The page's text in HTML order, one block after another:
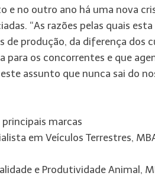
no outro ano há uma nova
“As razões pelas quais
produção, da diferença dos
os concorrentes e que
assunto que nunca sai do
principais marcas
em Veículos Terrestres,
e Produtividade Animal,